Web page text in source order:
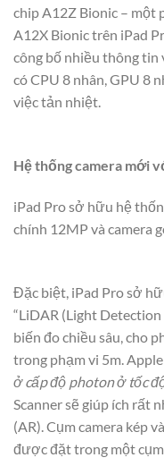
chip A12Z Bionic – một
A12X Bionic trên iPad
công bố nhiều thông tin
có CPU 8 nhân, GPU 8
việc tản nhiệt.
Hệ thống camera mới
iPad Pro sở hữu hệ
chính 12MP và camera
Đặc biệt, iPad Pro sở
“LiDAR (Light Detection
biến đo chiều sâu, cho
trong phạm vi 5m.
ở cấp độ photon ở tốc
Scanner sẽ giúp ích rất
(AR). Cụm camera kép
được đặt trong một